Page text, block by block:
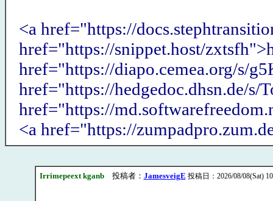
<a href="https://
href="https://snippet.host/
href="https://diapo.cemea.org/s/
href="https://hedgedoc.dhsn.de/s/
href="https://
<a href="https://
Irrimepeext kganb投稿者： JamesveigE 投稿日：2026/08/08(Sat)